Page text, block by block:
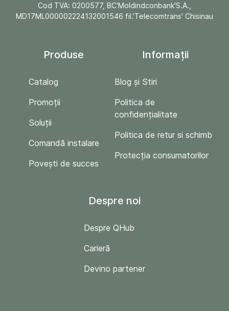
Cod TVA: 0200577, BC'Moldindconbank'S.A.,
MD17ML000002224132001546 fil.'Telecomtrans' Chisinau
Produse
Catalog
Promoții
Soluții
Comandă instalare
Povești de succes
Informații
Blog și Stiri
Politica de
confidențialitate
Politica de retur si schimb
Protecția consumatorilor
Despre noi
Despre QHub
Carieră
Devino partener